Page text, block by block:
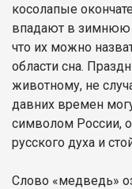
косолапые
впадают в зимнюю
что их можно
области сна.
животному, не
давних времен
символом России,
русского духа и
Слово «медведь»